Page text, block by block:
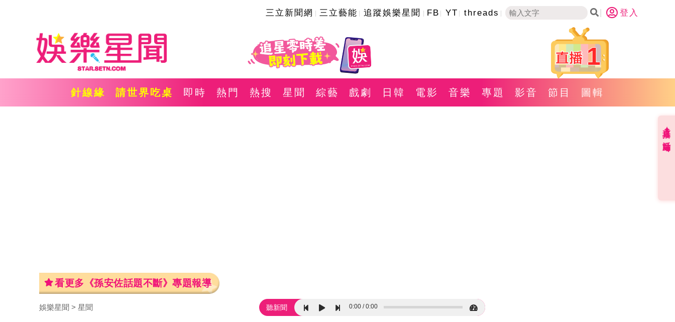
三立新聞網 三立藝能 追蹤娛樂星聞 FB YT threads 登入
1
針線緣 請世界吃桌 即時 熱門 熱搜 星聞 綜藝 戲劇 日韓 電影 音樂 專題 影音 節目 圖輯
看更多《孫安佐話題不斷》專題報導
娛樂星聞 星聞 聽新聞 0:00 0:00
直播✦活動